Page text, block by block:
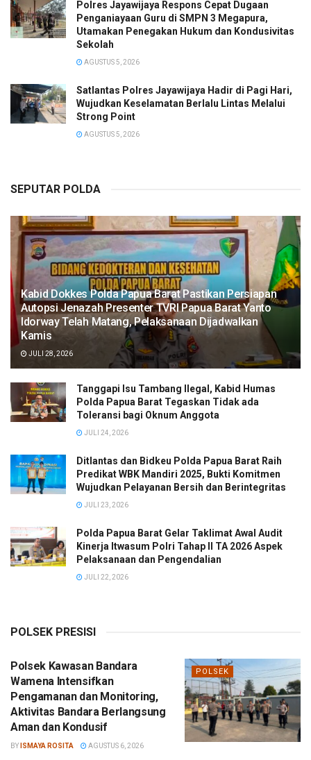
Polres Jayawijaya Respons Cepat Dugaan
Penganiayaan Guru di SMPN 3 Megapura,
Utamakan Penegakan Hukum dan Kondusivitas
Sekolah
AGUSTUS 5, 2026
Satlantas Polres Jayawijaya Hadir di Pagi Hari,
Wujudkan Keselamatan Berlalu Lintas Melalui
Strong Point
AGUSTUS 5, 2026
SEPUTAR POLDA
Kabid Dokkes Polda Papua Barat Pastikan Persiapan
Autopsi Jenazah Presenter TVRI Papua Barat Yanto
Idorway Telah Matang, Pelaksanaan Dijadwalkan
Kamis
JULI 28, 2026
Tanggapi Isu Tambang Ilegal, Kabid Humas
Polda Papua Barat Tegaskan Tidak ada
Toleransi bagi Oknum Anggota
JULI 24, 2026
Ditlantas dan Bidkeu Polda Papua Barat Raih
Predikat WBK Mandiri 2025, Bukti Komitmen
Wujudkan Pelayanan Bersih dan Berintegritas
JULI 23, 2026
Polda Papua Barat Gelar Taklimat Awal Audit
Kinerja Itwasum Polri Tahap II TA 2026 Aspek
Pelaksanaan dan Pengendalian
JULI 22, 2026
POLSEK PRESISI
POLSEK
Polsek Kawasan Bandara
Wamena Intensifkan
Pengamanan dan Monitoring,
Aktivitas Bandara Berlangsung
Aman dan Kondusif
BY ISMAYA ROSITA AGUSTUS 6, 2026